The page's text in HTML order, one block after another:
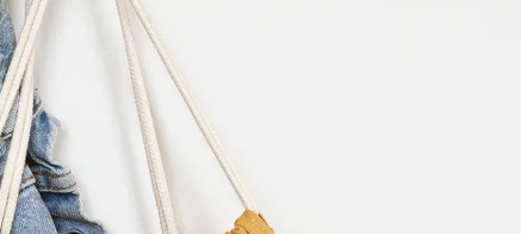
Reviews (Gesamtergebnis aller Länder, in die wir